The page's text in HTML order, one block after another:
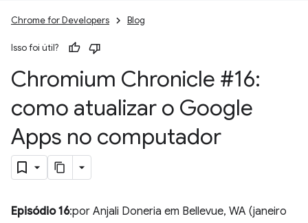
Chrome for Developers Blog
Isso foi útil?
Chromium Chronicle #16:
como atualizar o Google
Apps no computador
Episódio 16:por Anjali Doneria em Bellevue, WA (janeiro